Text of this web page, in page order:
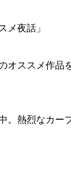
メ夜話」
ススメ作
熱烈なカー